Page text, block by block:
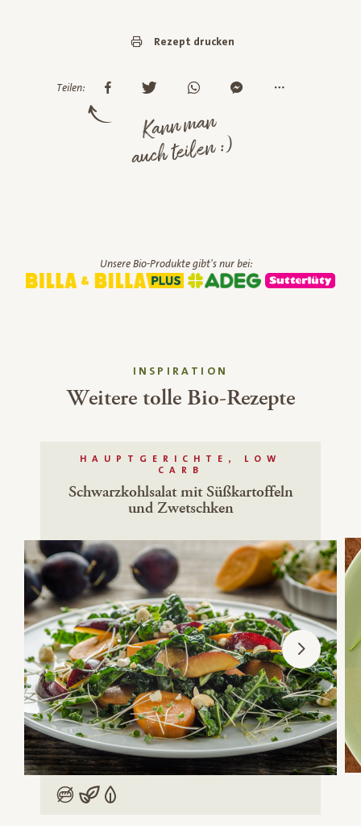
Rezept drucken
Teilen:
Kann man
auch teilen :)
Unsere Bio-Produkte gibt's nur bei:
INSPIRATION
Weitere tolle Bio-Rezepte
HAUPTGERICHTE, LOW
CARB
Schwarzkohlsalat mit Süßkartoffeln
und Zwetschken
Low Carb
Vegan
Vegetarisch